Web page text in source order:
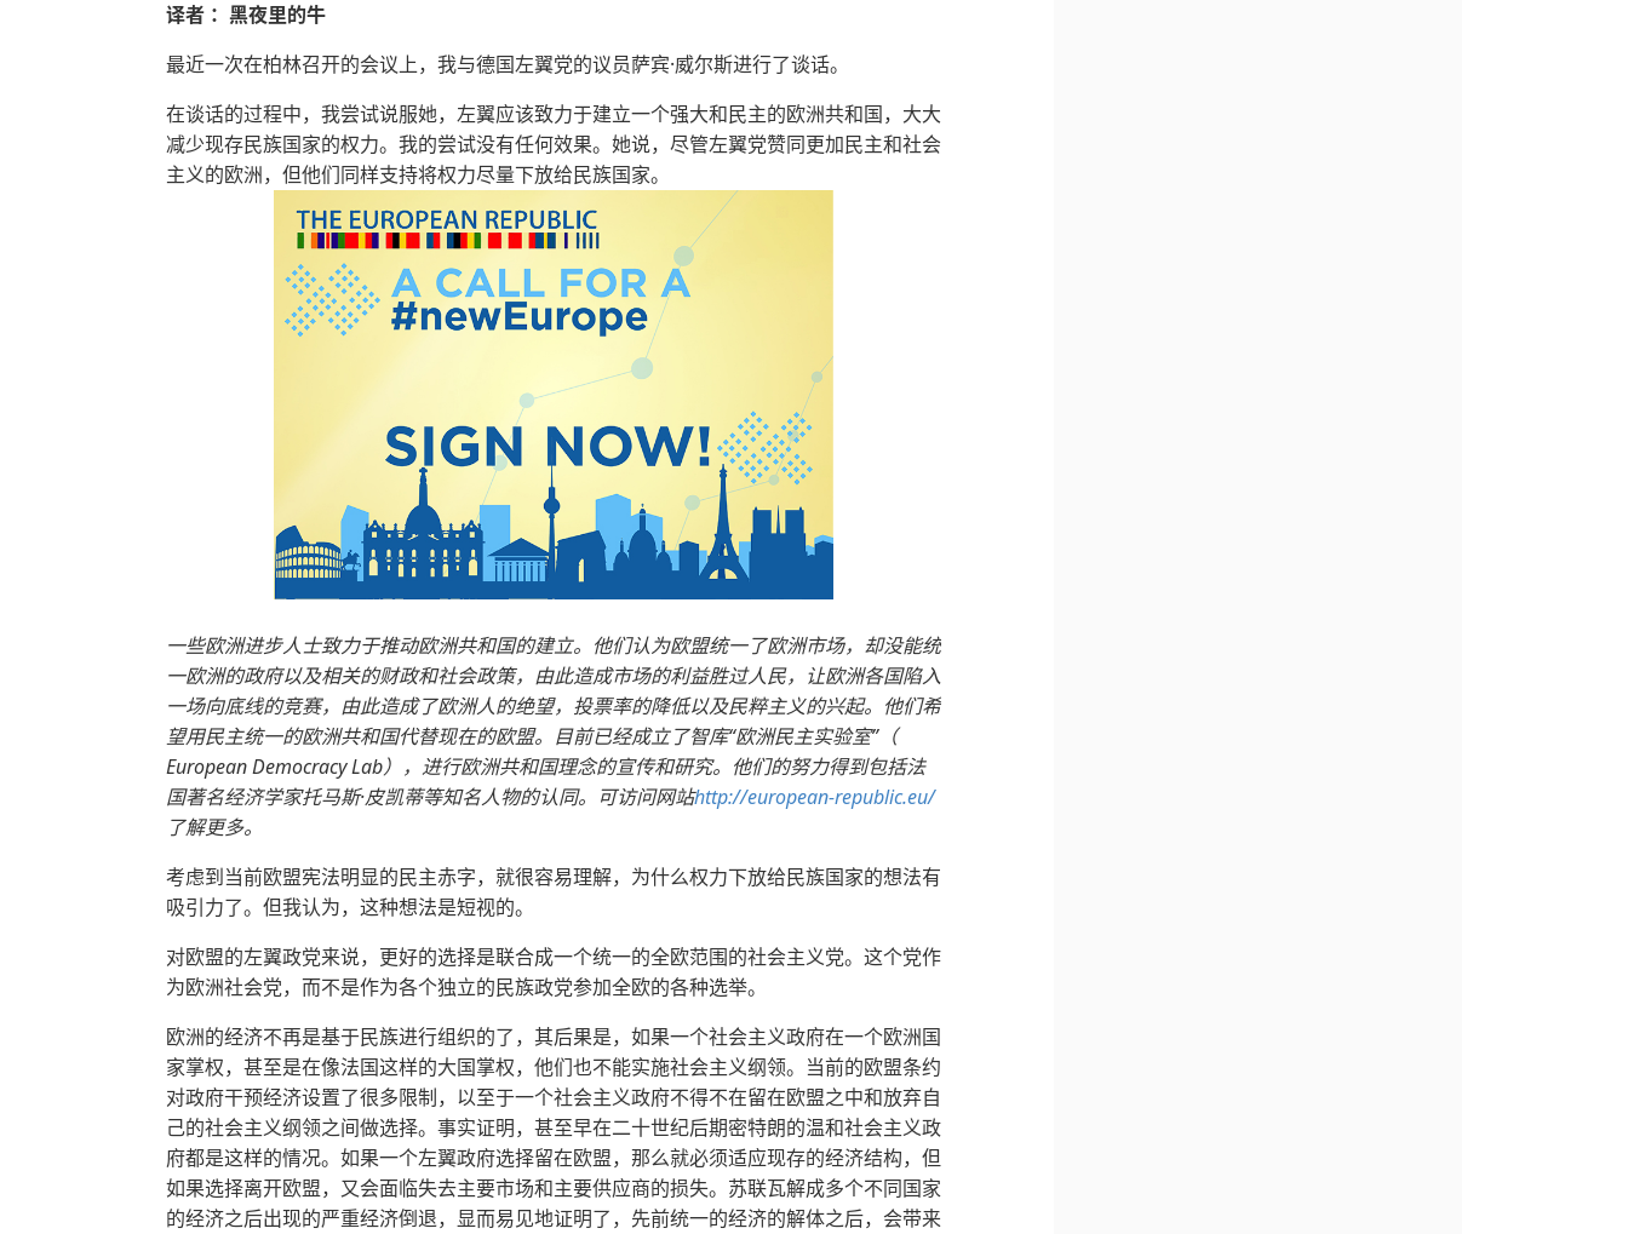
译者 ：黑夜里的牛
最近一次在柏林召开的会议上，我与德国左翼党的议员萨宾·威尔斯进行了谈话。
在谈话的过程中，我尝试说服她，左翼应该致力于建立一个强大和民主的欧洲共和国，大大
减少现存民族国家的权力。我的尝试没有任何效果。她说，尽管左翼党赞同更加民主和社会
主义的欧洲，但他们同样支持将权力尽量下放给民族国家。
一些欧洲进步人士致力于推动欧洲共和国的建立。他们认为欧盟统一了欧洲市场，却没能统
一欧洲的政府以及相关的财政和社会政策，由此造成市场的利益胜过人民，让欧洲各国陷入
一场向底线的竞赛，由此造成了欧洲人的绝望，投票率的降低以及民粹主义的兴起。他们希
望用民主统一的欧洲共和国代替现在的欧盟。目前已经成立了智库“欧洲民主实验室”（
European Democracy Lab），进行欧洲共和国理念的宣传和研究。他们的努力得到包括法
国著名经济学家托马斯·皮凯蒂等知名人物的认同。可访问网站http://european-republic.eu/
了解更多。
考虑到当前欧盟宪法明显的民主赤字，就很容易理解，为什么权力下放给民族国家的想法有
吸引力了。但我认为，这种想法是短视的。
对欧盟的左翼政党来说，更好的选择是联合成一个统一的全欧范围的社会主义党。这个党作
为欧洲社会党，而不是作为各个独立的民族政党参加全欧的各种选举。
欧洲的经济不再是基于民族进行组织的了，其后果是，如果一个社会主义政府在一个欧洲国
家掌权，甚至是在像法国这样的大国掌权，他们也不能实施社会主义纲领。当前的欧盟条约
对政府干预经济设置了很多限制，以至于一个社会主义政府不得不在留在欧盟之中和放弃自
己的社会主义纲领之间做选择。事实证明，甚至早在二十世纪后期密特朗的温和社会主义政
府都是这样的情况。如果一个左翼政府选择留在欧盟，那么就必须适应现存的经济结构，但
如果选择离开欧盟，又会面临失去主要市场和主要供应商的损失。苏联瓦解成多个不同国家
的经济之后出现的严重经济倒退，显而易见地证明了，先前统一的经济的解体之后，会带来